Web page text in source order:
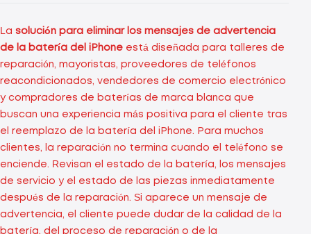
La solución para eliminar los mensajes de advertencia
de la batería del iPhone está diseñada para talleres de
reparación, mayoristas, proveedores de teléfonos
reacondicionados, vendedores de comercio electrónico
y compradores de baterías de marca blanca que
buscan una experiencia más positiva para el cliente tras
el reemplazo de la batería del iPhone. Para muchos
clientes, la reparación no termina cuando el teléfono se
enciende. Revisan el estado de la batería, los mensajes
de servicio y el estado de las piezas inmediatamente
después de la reparación. Si aparece un mensaje de
advertencia, el cliente puede dudar de la calidad de la
batería, del proceso de reparación o de la